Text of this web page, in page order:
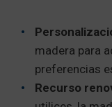
madera para
preferencias
Recurso